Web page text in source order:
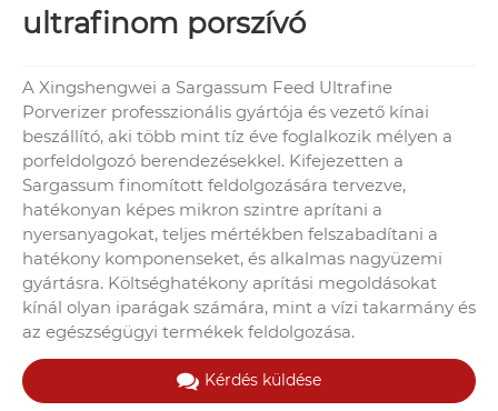
ultrafinom porszívó
A Xingshengwei a Sargassum Feed Ultrafine
Porverizer professzionális gyártója és vezető kínai
beszállító, aki több mint tíz éve foglalkozik mélyen a
porfeldolgozó berendezésekkel. Kifejezetten a
Sargassum finomított feldolgozására tervezve,
hatékonyan képes mikron szintre aprítani a
nyersanyagokat, teljes mértékben felszabadítani a
hatékony komponenseket, és alkalmas nagyüzemi
gyártásra. Költséghatékony aprítási megoldásokat
kínál olyan iparágak számára, mint a vízi takarmány és
az egészségügyi termékek feldolgozása.
Kérdés küldése